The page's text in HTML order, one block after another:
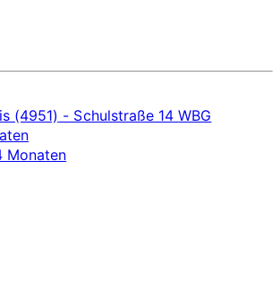
(4951) - Schulstraße 14 WBG
Monaten